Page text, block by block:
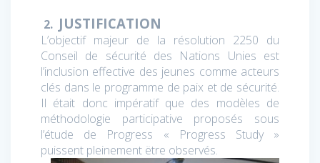
2. JUSTIFICATION
L’objectif majeur de la résolution 2250 du
Conseil de sécurité des Nations Unies est
l’inclusion effective des jeunes comme acteurs
clés dans le programme de paix et de sécurité.
Il était donc impératif que des modèles de
méthodologie participative proposés sous
l’étude de Progress « Progress Study »
puissent pleinement ëtre observés.